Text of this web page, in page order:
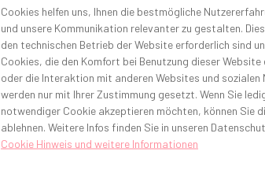
Was uns überzeugt:
Sie haben eine technische,
Sie haben idealerweise
Sie haben versierte
Sie können im Team
Cookies helfen uns, Ihnen die bestmögliche
und unsere Kommunikation relevanter zu gestalten.
den technischen Betrieb der Website erforderlich sind
Cookies, die den Komfort bei Benutzung dieser
oder die Interaktion mit anderen Websites und sozialen
werden nur mit Ihrer Zustimmung gesetzt. Wenn Sie
notwendiger Cookie akzeptieren möchten, können Sie
ablehnen. Weitere Infos finden Sie in unseren
Cookie Hinweis und weitere Informationen